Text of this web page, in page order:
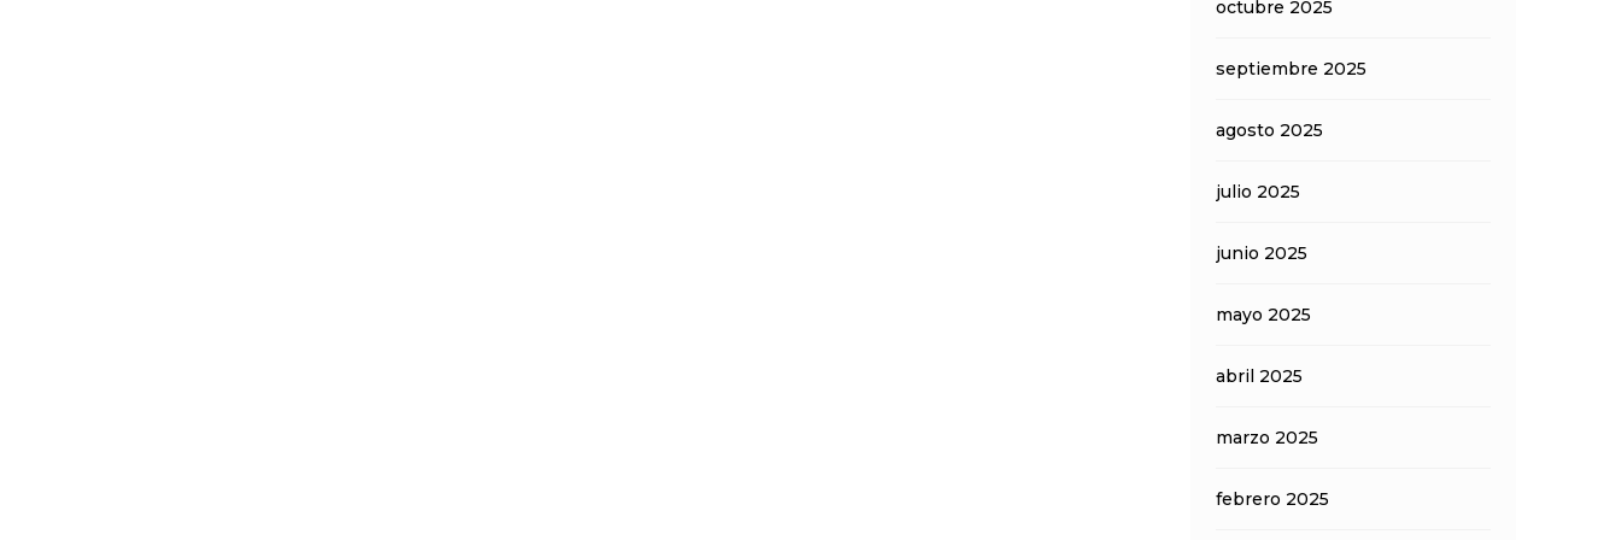
octubre 2025
septiembre 2025
agosto 2025
julio 2025
junio 2025
mayo 2025
abril 2025
marzo 2025
febrero 2025